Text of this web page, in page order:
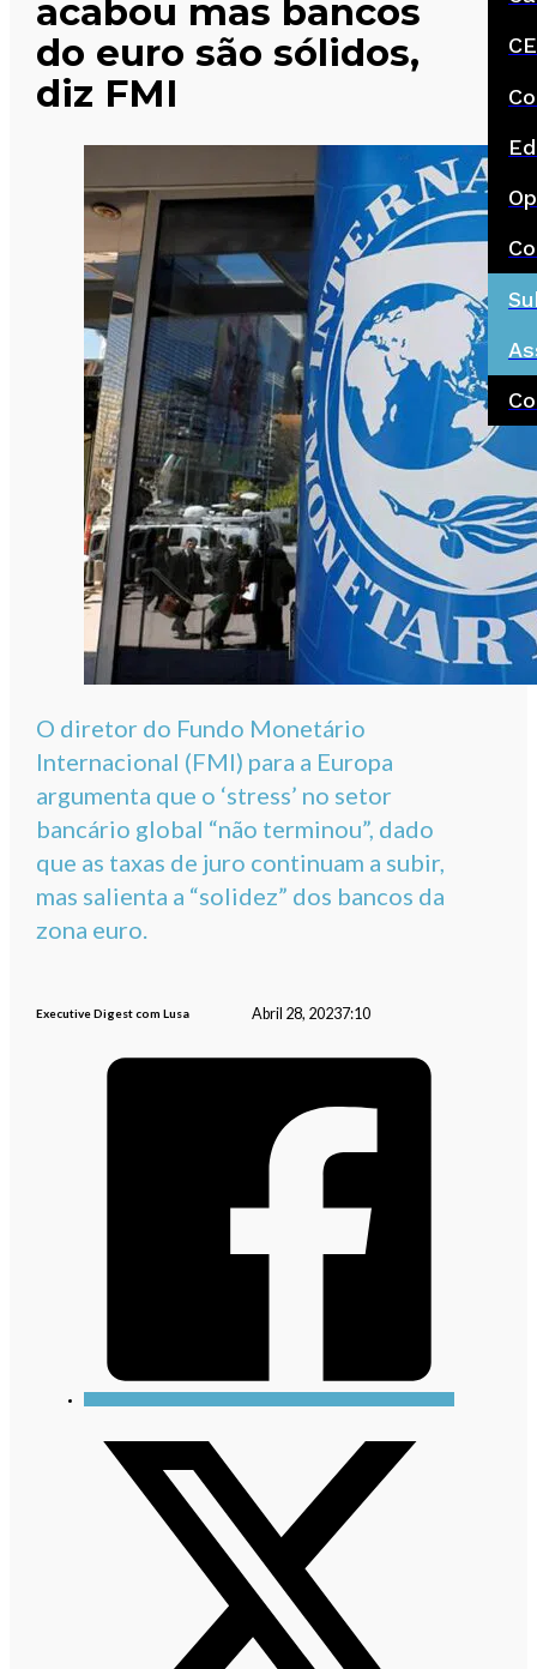
acabou mas bancos
do euro são sólidos,
diz FMI
O diretor do Fundo Monetário
Internacional (FMI) para a Europa
argumenta que o ‘stress’ no setor
bancário global “não terminou”, dado
que as taxas de juro continuam a subir,
mas salienta a “solidez” dos bancos da
zona euro.
Executive Digest com Lusa Abril 28, 20237:10